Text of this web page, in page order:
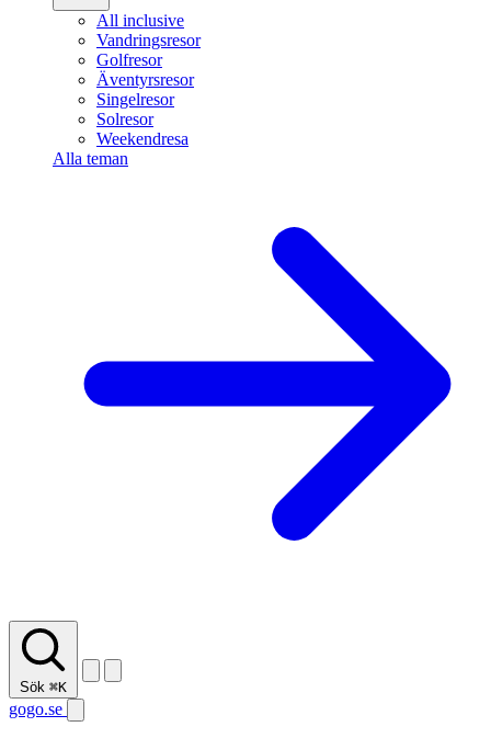
All inclusive
Vandringsresor
Golfresor
Äventyrsresor
Singelresor
Solresor
Weekendresa
Alla teman
Sök ⌘K
gogo.se